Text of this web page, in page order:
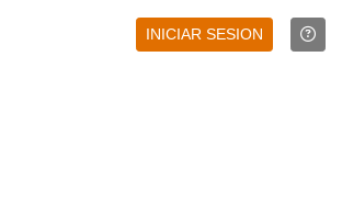
INICIAR SESION